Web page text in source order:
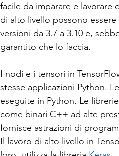
facile da imparare e lavorare
di alto livello possono
versioni da 3.7 a 3.10 e,
garantito che lo faccia.
I nodi e i tensori in
stesse applicazioni Python.
eseguite in Python. Le
come binari C++ ad alte
fornisce astrazioni di
Il lavoro di alto livello in